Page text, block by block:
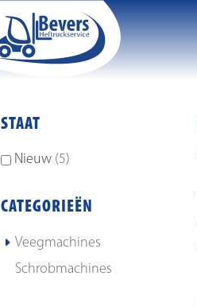
STAAT
Nieuw 5
CATEGORIEËN
Veegmachines
Schrobmachines